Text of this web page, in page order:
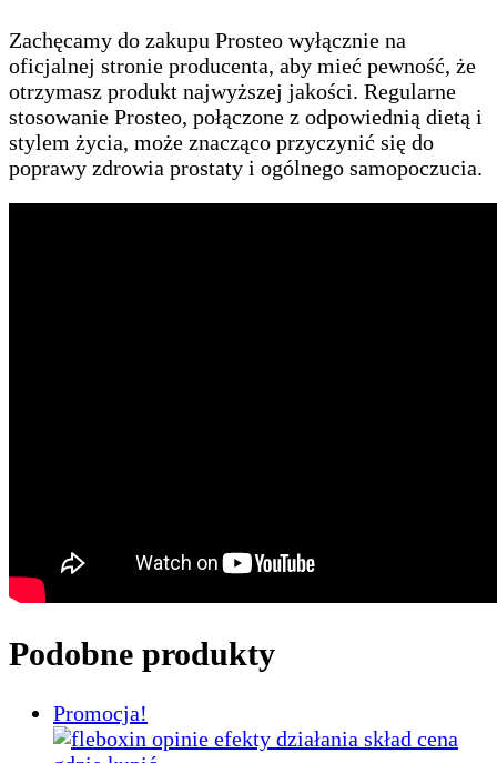
Zachęcamy do zakupu Prosteo wyłącznie na
oficjalnej stronie producenta, aby mieć pewność, że
otrzymasz produkt najwyższej jakości. Regularne
stosowanie Prosteo, połączone z odpowiednią dietą i
stylem życia, może znacząco przyczynić się do
poprawy zdrowia prostaty i ogólnego samopoczucia.
Podobne produkty
Promocja!